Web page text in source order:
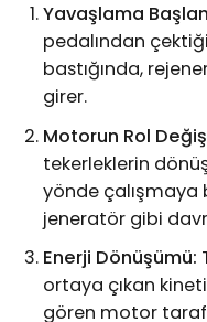
Yavaşlama
pedalından
bastığında,
girer.
Motorun Rol
tekerleklerin
yönde çalışmaya
jeneratör gibi
Enerji Dönüşümü:
ortaya çıkan
gören motor